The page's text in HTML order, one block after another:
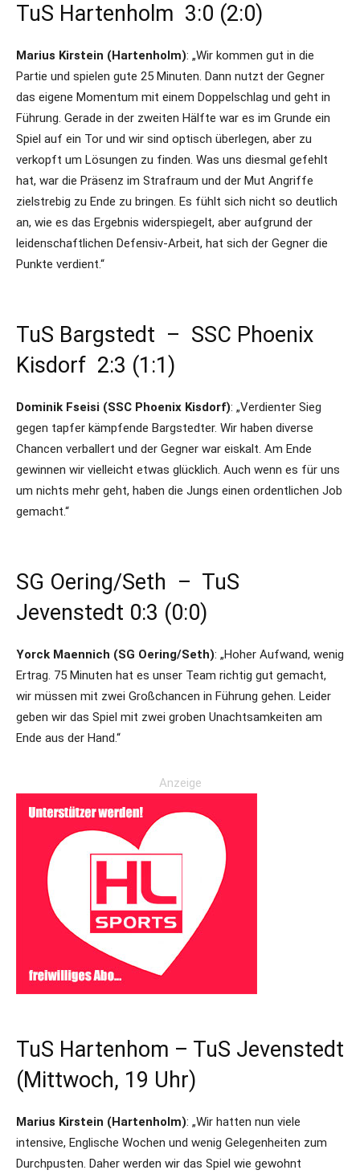
TuS Hartenholm 3:0 (2:0)
Marius Kirstein (Hartenholm): „Wir kommen gut in die
Partie und spielen gute 25 Minuten. Dann nutzt der Gegner
das eigene Momentum mit einem Doppelschlag und geht in
Führung. Gerade in der zweiten Hälfte war es im Grunde ein
Spiel auf ein Tor und wir sind optisch überlegen, aber zu
verkopft um Lösungen zu finden. Was uns diesmal gefehlt
hat, war die Präsenz im Strafraum und der Mut Angriffe
zielstrebig zu Ende zu bringen. Es fühlt sich nicht so deutlich
an, wie es das Ergebnis widerspiegelt, aber aufgrund der
leidenschaftlichen Defensiv-Arbeit, hat sich der Gegner die
Punkte verdient.“
TuS Bargstedt – SSC Phoenix
Kisdorf 2:3 (1:1)
Dominik Fseisi (SSC Phoenix Kisdorf): „Verdienter Sieg
gegen tapfer kämpfende Bargstedter. Wir haben diverse
Chancen verballert und der Gegner war eiskalt. Am Ende
gewinnen wir vielleicht etwas glücklich. Auch wenn es für uns
um nichts mehr geht, haben die Jungs einen ordentlichen Job
gemacht.“
SG Oering/Seth – TuS
Jevenstedt 0:3 (0:0)
Yorck Maennich (SG Oering/Seth): „Hoher Aufwand, wenig
Ertrag. 75 Minuten hat es unser Team richtig gut gemacht,
wir müssen mit zwei Großchancen in Führung gehen. Leider
geben wir das Spiel mit zwei groben Unachtsamkeiten am
Ende aus der Hand.“
Anzeige
TuS Hartenhom – TuS Jevenstedt
(Mittwoch, 19 Uhr)
Marius Kirstein (Hartenholm): „Wir hatten nun viele
intensive, Englische Wochen und wenig Gelegenheiten zum
Durchpusten. Daher werden wir das Spiel wie gewohnt